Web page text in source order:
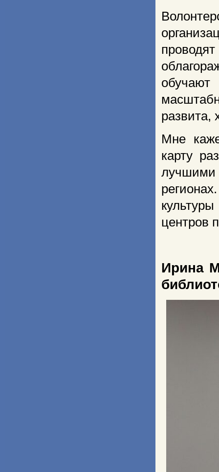
развита,
Мне
карту
центров
Ирина